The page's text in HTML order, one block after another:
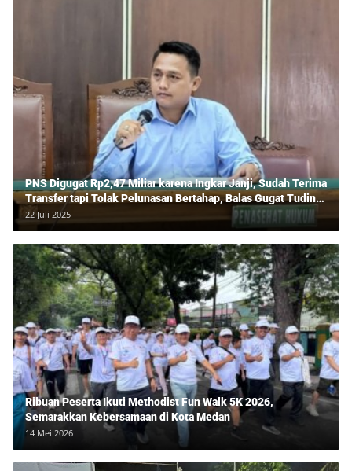
PNS Digugat Rp2,47 Miliar karena Ingkar Janji, Sudah Terima
Transfer tapi Tolak Pelunasan Bertahap, Balas Gugat Tuding
Lawan Tipu Rp850 Juta
22 Juli 2025
Ribuan Peserta Ikuti Methodist Fun Walk 5K 2026,
Semarakkan Kebersamaan di Kota Medan
14 Mei 2026